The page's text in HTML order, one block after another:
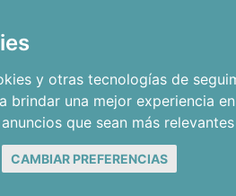
y otras tecnologías de
brindar una mejor experiencia
que sean más
CAMBIAR PREFERENCIAS